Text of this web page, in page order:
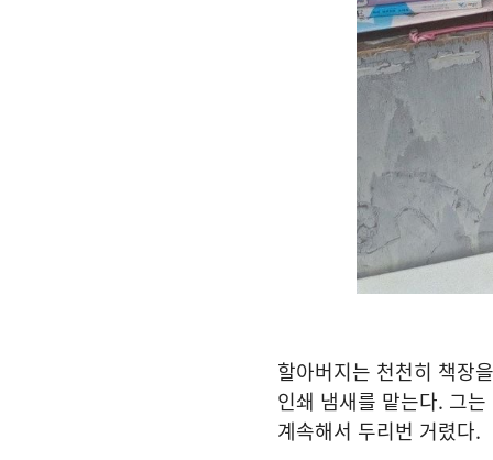
할아버지는 천천히 책장
인쇄 냄새를 맡는다. 그
계속해서 두리번 거렸다.